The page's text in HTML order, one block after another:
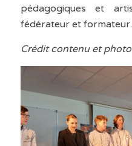
pédagogiques et
fédérateur et formateur.
Crédit contenu et